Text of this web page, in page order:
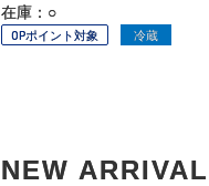
在庫：○
OPポイント対象 冷蔵
NEW ARRIVAL